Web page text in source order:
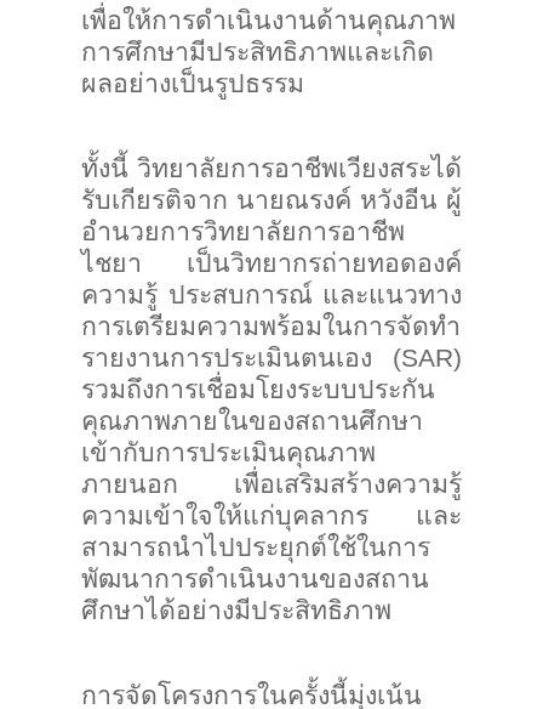
เพื่อให้การดำเนินงานด้านคุณภาพ
การศึกษามีประสิทธิภาพและเกิด
ผลอย่างเป็นรูปธรรม
ทั้งนี้ วิทยาลัยการอาชีพเวียงสระได้
รับเกียรติจาก นายณรงค์ หวังอีน ผู้
อำนวยการวิทยาลัยการอาชีพ
ไชยา เป็นวิทยากรถ่ายทอดองค์
ความรู้ ประสบการณ์ และแนวทาง
การเตรียมความพร้อมในการจัดทำ
รายงานการประเมินตนเอง (SAR)
รวมถึงการเชื่อมโยงระบบประกัน
คุณภาพภายในของสถานศึกษา
เข้ากับการประเมินคุณภาพ
ภายนอก เพื่อเสริมสร้างความรู้
ความเข้าใจให้แก่บุคลากร และ
สามารถนำไปประยุกต์ใช้ในการ
พัฒนาการดำเนินงานของสถาน
ศึกษาได้อย่างมีประสิทธิภาพ
การจัดโครงการในครั้งนี้มุ่งเน้น